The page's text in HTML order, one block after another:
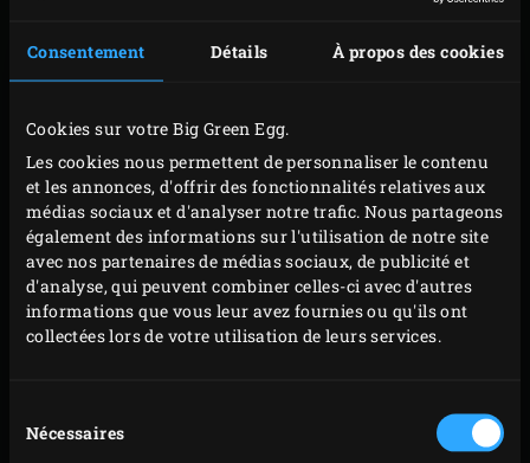
Consentement Détails À propos des cookies
Cookies sur votre Big Green Egg.
Les cookies nous permettent de personnaliser le contenu
et les annonces, d'offrir des fonctionnalités relatives aux
médias sociaux et d'analyser notre trafic. Nous partageons
également des informations sur l'utilisation de notre site
avec nos partenaires de médias sociaux, de publicité et
d'analyse, qui peuvent combiner celles-ci avec d'autres
informations que vous leur avez fournies ou qu'ils ont
collectées lors de votre utilisation de leurs services.
duNécessaires
nouveau pendant 2 ou 3 minutes. Retirez le potiron
de l’EGG.
en fontepar-dessus. Fermez le couvercle de l’EGG et
préchauffez le faitout pendant environ 5 minutes.
La température va descendre à 140 °C ; maintenez à
peu près cette température.
Versez l’huile d’olive dans le faitout et ajoutez les
tranches de potiron grillés, l’échalote, l’ail, le
inférieures des potirons et quelques feuilles de